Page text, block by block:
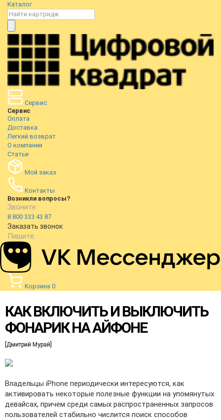
Каталог
Сервис
Сервис
Оплата
Доставка
Легкий возврат
О компании
Статьи
Мой заказ
Контакты
Возникли вопросы?
Звоните:
8 800 333 43 87
Заказать звонок
Пишите:
Корзина 0
КАК ВКЛЮЧИТЬ И ВЫКЛЮЧИТЬ
ФОНАРИК НА АЙФОНЕ
[Дмитрий Мурай]
Владельцы iPhone периодически интересуются, как
активировать некоторые полезные функции на упомянутых
девайсах, причем среди самых распространенных запросов
пользователей стабильно числится поиск способов